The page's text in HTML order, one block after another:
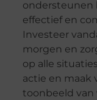
ondersteunen
effectief en
Investeer
morgen en
op alle
actie en maak
toonbeeld van